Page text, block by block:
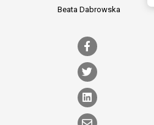
Beata Dabrowska